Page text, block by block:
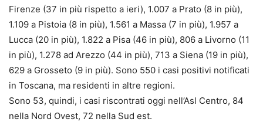
Firenze (37 in più rispetto a ieri), 1.007 a Prato (8 in più),
1.109 a Pistoia (8 in più), 1.561 a Massa (7 in più), 1.957 a
Lucca (20 in più), 1.822 a Pisa (46 in più), 806 a Livorno (11
in più), 1.278 ad Arezzo (44 in più), 713 a Siena (19 in più),
629 a Grosseto (9 in più). Sono 550 i casi positivi notificati
in Toscana, ma residenti in altre regioni.
Sono 53, quindi, i casi riscontrati oggi nell’Asl Centro, 84
nella Nord Ovest, 72 nella Sud est.